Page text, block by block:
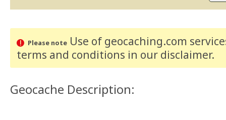
Please noteUse of geocaching.com
terms and conditions in our disclaimer.
Geocache Description: